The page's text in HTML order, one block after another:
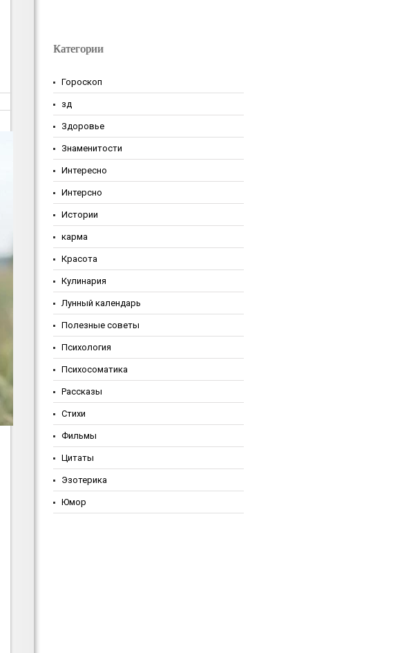
Категории
Гороскоп
зд
Здоровье
Знаменитости
Интересно
Интерсно
Истории
карма
Красота
Кулинария
Лунный календарь
Полезные советы
Психология
Психосоматика
Рассказы
Стихи
Фильмы
Цитаты
Эзотерика
Юмор